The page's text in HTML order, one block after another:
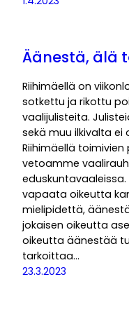
Äänestä, älä
Riihimäellä on
sotkettu ja rikottu
vaalijulisteita.
sekä muu ilkivalta ei
Riihimäellä
vetoamme
vapaata oikeutta
mielipidettä,
jokaisen oikeutta
oikeutta äänestää
tarkoittaa…
23.3.2023